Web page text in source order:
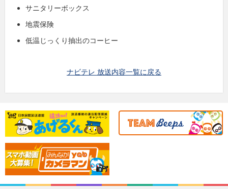
サニタリーボックス
地震保険
低温じっくり抽出のコーヒー
ナビテレ 放送内容一覧に戻る